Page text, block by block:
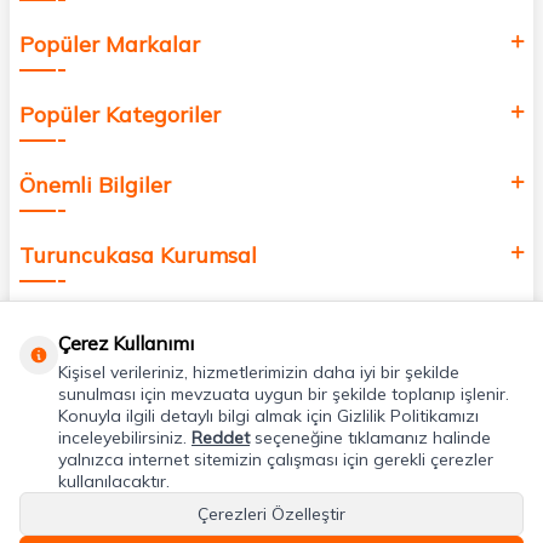
Popüler Markalar
Popüler Kategoriler
Önemli Bilgiler
Turuncukasa Kurumsal
Uygulamalarımız
Adres & İletişim
Çerez Kullanımı
Kişisel verileriniz, hizmetlerimizin daha iyi bir şekilde
sunulması için mevzuata uygun bir şekilde toplanıp işlenir.
Konuyla ilgili detaylı bilgi almak için Gizlilik Politikamızı
inceleyebilirsiniz. Reddetseçeneğine tıklamanız halinde
yalnızca internet sitemizin çalışması için gerekli çerezler
kullanılacaktır.
Çerezleri Özelleştir